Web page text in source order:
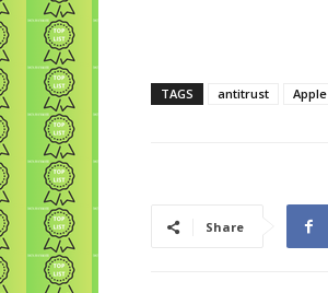
TAGS antitrust Apple
Share